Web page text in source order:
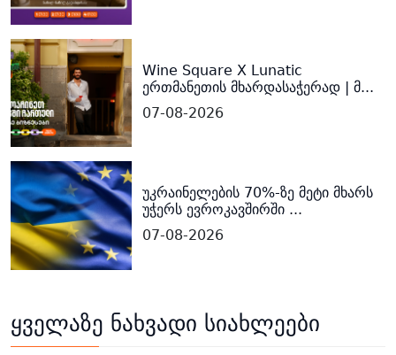
Wine Square X Lunatic
ერთმანეთის მხარდასაჭერად | მ...
07-08-2026
უკრაინელების 70%-ზე მეტი მხარს
უჭერს ევროკავშირში ...
07-08-2026
ყველაზე ნახვადი სიახლეები